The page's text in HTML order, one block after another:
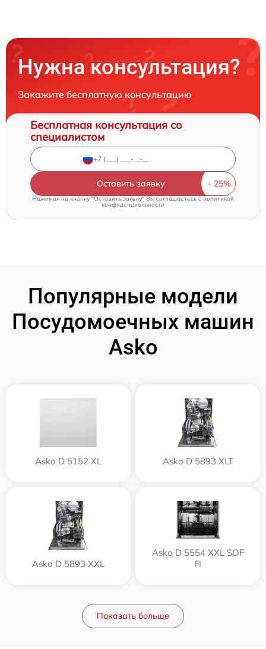
Нужна консультация?
Закажите бесплатную консультацию
Бесплатная консультация со
специалистом
Оставить заявку
Нажимая на кнопку "Оставить заявку" Вы соглашаетесь cполитикой
конфиденциальности
Популярные модели
Посудомоечных машин
Asko
Asko D 5152 XL Asko D 5893 XLT
Asko D 5893 XXL
Asko D 5554 XXL SOF
FI
Показать больше